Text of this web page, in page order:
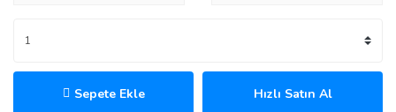
Sepete Ekle Hızlı Satın Al